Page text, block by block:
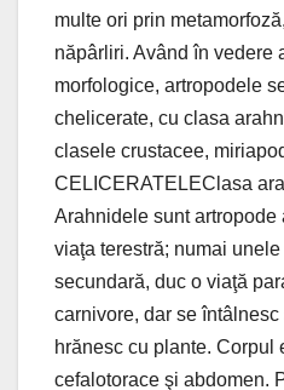
multe ori prin
năpârliri. Având în vedere
morfologice, artropodele
chelicerate, cu clasa
clasele crustacee,
CELICERATELEClasa
Arahnidele sunt artropode
viaţa terestră; numai
secundară, duc o viaţă
carnivore, dar se
hrănesc cu plante. Corpul
cefalotorace şi abdomen.